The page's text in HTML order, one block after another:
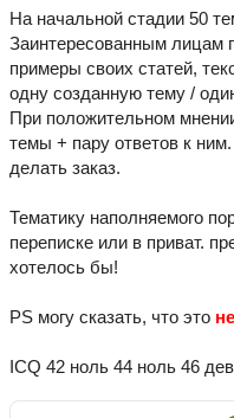
На начальной стадии 50
Заинтересованным лицам
примеры своих статей,
одну созданную тему /
При положительном
темы + пару ответов к
делать заказ.
Тематику наполняемого
переписке или в приват.
хотелось бы!
PS могу сказать, что это не
ICQ 42 ноль 44 ноль 46